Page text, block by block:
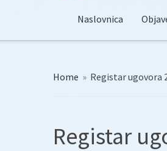
Naslovnica
Home » Registar ugovora
Registar